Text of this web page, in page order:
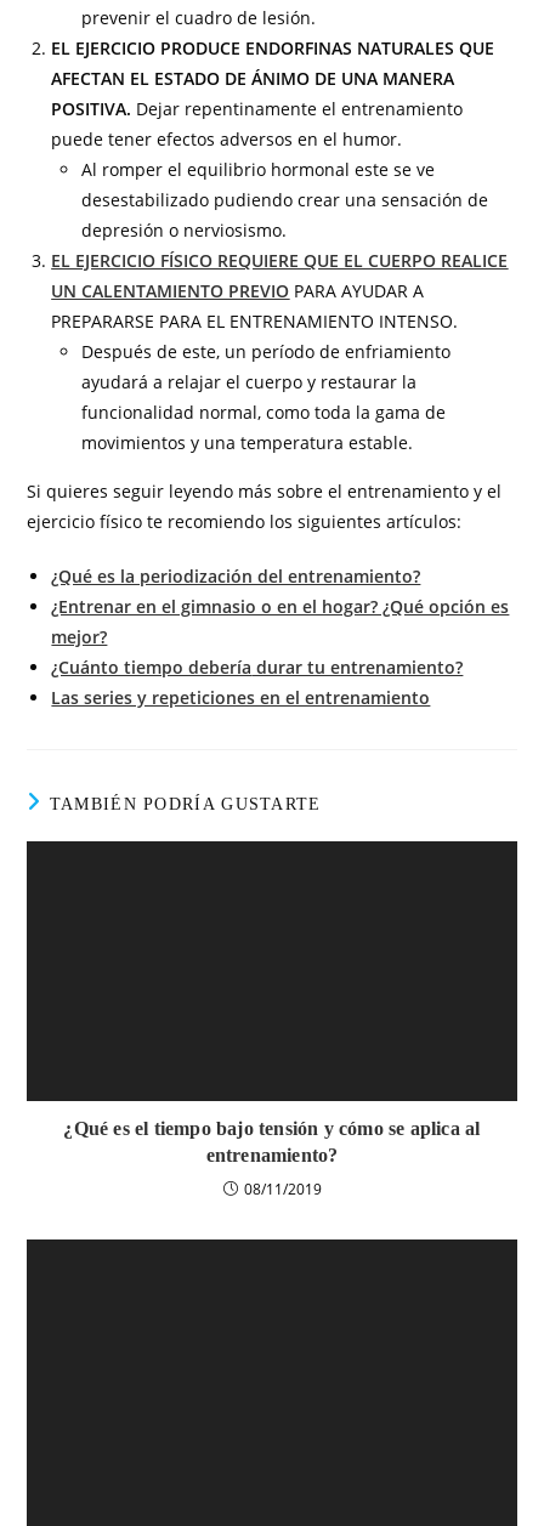
prevenir el cuadro de lesión.
EL EJERCICIO PRODUCE ENDORFINAS NATURALES QUE
AFECTAN EL ESTADO DE ÁNIMO DE UNA MANERA
POSITIVA. Dejar repentinamente el entrenamiento
puede tener efectos adversos en el humor.
Al romper el equilibrio hormonal este se ve
desestabilizado pudiendo crear una sensación de
depresión o nerviosismo.
EL EJERCICIO FÍSICO REQUIERE QUE EL CUERPO REALICE
UN CALENTAMIENTO PREVIO PARA AYUDAR A
PREPARARSE PARA EL ENTRENAMIENTO INTENSO.
Después de este, un período de enfriamiento
ayudará a relajar el cuerpo y restaurar la
funcionalidad normal, como toda la gama de
movimientos y una temperatura estable.
Si quieres seguir leyendo más sobre el entrenamiento y el
ejercicio físico te recomiendo los siguientes artículos:
¿Qué es la periodización del entrenamiento?
¿Entrenar en el gimnasio o en el hogar? ¿Qué opción es
mejor?
¿Cuánto tiempo debería durar tu entrenamiento?
Las series y repeticiones en el entrenamiento
TAMBIÉN PODRÍA GUSTARTE
¿Qué es el tiempo bajo tensión y cómo se aplica al
entrenamiento?
08/11/2019